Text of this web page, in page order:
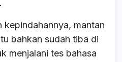
kepindahannya, mantan
bahkan sudah tiba di
menjalani tes bahasa